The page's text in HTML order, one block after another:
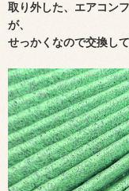
取り外した、エアコン
が、
せっかくなので交換し